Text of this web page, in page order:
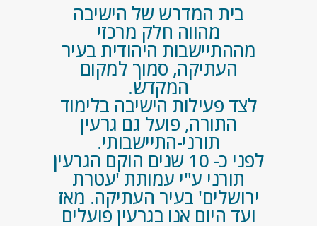
בית המדרש של הישיבה
מהווה חלק מרכזי
מההתיישבות היהודית בעיר
העתיקה, סמוך למקום
המקדש.
לצד פעילות הישיבה בלימוד
התורה, פועל גם גרעין
תורני-התיישבותי.
לפני כ- 10 שנים הוקם הגרעין
תורני ע"י עמותת 'עטרת
ירושלים' בעיר העתיקה. מאז
ועד היום אנו בגרעין פועלים